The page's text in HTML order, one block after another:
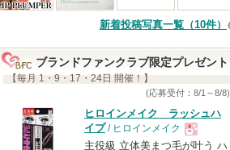
新着投稿写真一覧（10件）
ブランドファンクラブ限定プレゼント
【毎月 1・9・17・24日 開催！】
(応募受付：8/1～8/8)
ヒロインメイク ラッシュハ
イプ/ ヒロインメイク
現
主役級 立体美まつ毛が叶う ハ